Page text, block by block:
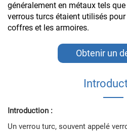
généralement en métaux tels
verrous turcs étaient utilisés
coffres et les armoires.
Obtenir un
Introduction :
Un verrou turc, souvent appelé